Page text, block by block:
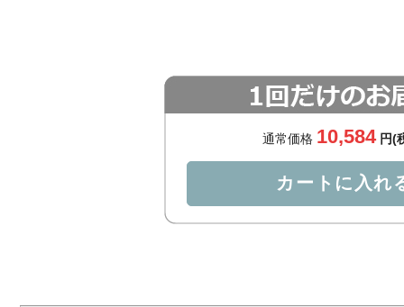
通常価格 10,584 円(
カートに入れ